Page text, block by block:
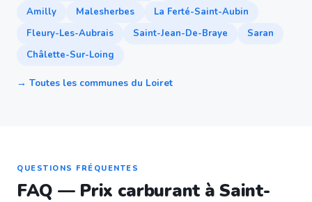
Amilly
Malesherbes
La Ferté-Saint-Aubin
Fleury-Les-Aubrais
Saint-Jean-De-Braye
Saran
Châlette-Sur-Loing
→ Toutes les communes du Loiret
QUESTIONS FRÉQUENTES
FAQ — Prix carburant à Saint-